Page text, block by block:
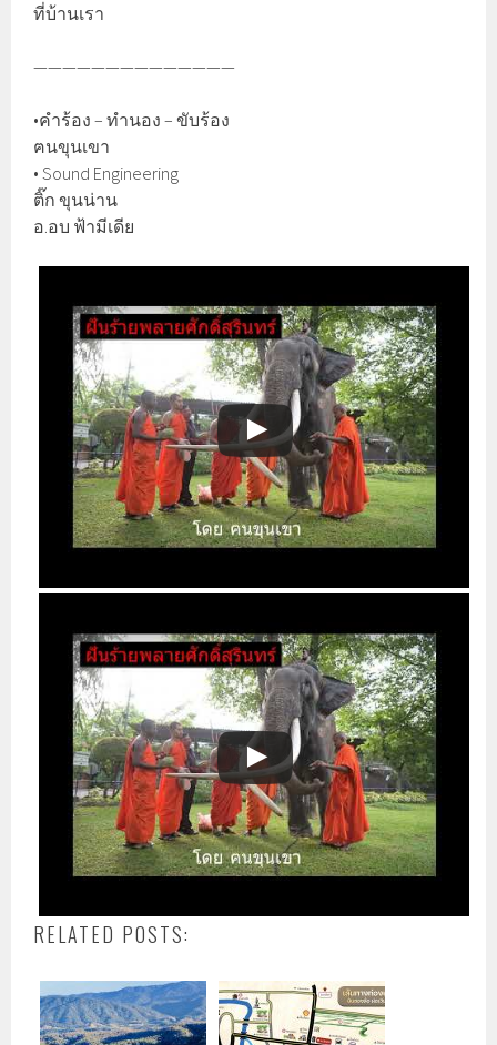
ที่บ้านเรา
——————————————
•คำร้อง – ทำนอง – ขับร้อง
ฅนขุนเขา
• Sound Engineering
ติ๊ก ขุนน่าน
อ.อบ ฟ้ามีเดีย
RELATED POSTS: